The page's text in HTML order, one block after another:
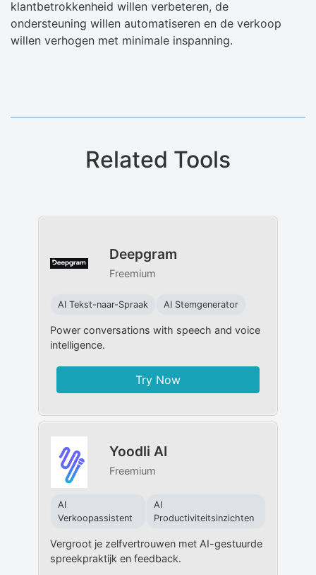
klantbetrokkenheid willen verbeteren, de
ondersteuning willen automatiseren en de verkoop
willen verhogen met minimale inspanning.
Related Tools
Deepgram
Freemium
AI Tekst-naar-Spraak AI Stemgenerator
Power conversations with speech and voice
intelligence.
Try Now
Yoodli AI
Freemium
AI
Verkoopassistent
AI
Productiviteitsinzichten
Vergroot je zelfvertrouwen met AI-gestuurde
spreekpraktijk en feedback.